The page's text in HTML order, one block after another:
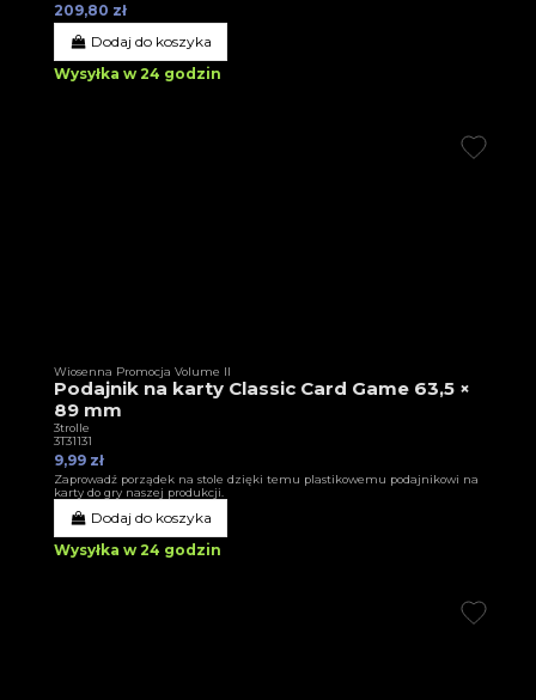
209,80 zł
Dodaj do koszyka
Wysyłka w 24 godzin
Wiosenna Promocja Volume II
Podajnik na karty Classic Card Game 63,5 ×
89 mm
3trolle
3T31131
9,99 zł
Zaprowadź porządek na stole dzięki temu plastikowemu podajnikowi na
karty do gry naszej produkcji.
Dodaj do koszyka
Wysyłka w 24 godzin